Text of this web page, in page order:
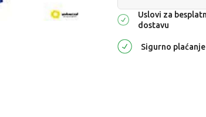
Uslovi za
dostavu
Sigurno plaćanje